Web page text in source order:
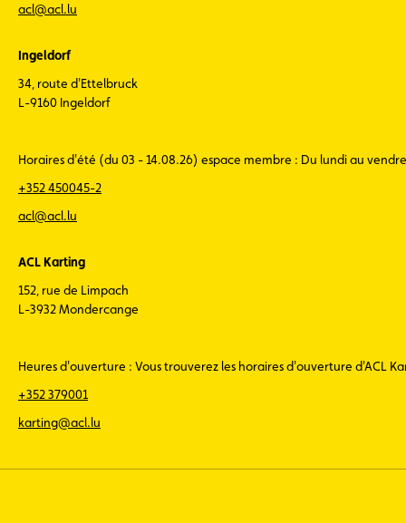
acl@acl.lu
Ingeldorf
34, route d'Ettelbruck
L-9160 Ingeldorf
Horaires d'été (du 03 - 14.08.26) espace membre : Du lundi au
+352 450045-2
acl@acl.lu
ACL Karting
152, rue de Limpach
L-3932 Mondercange
Heures d'ouverture : Vous trouverez les horaires d'ouverture d'ACL
+352 379001
karting@acl.lu